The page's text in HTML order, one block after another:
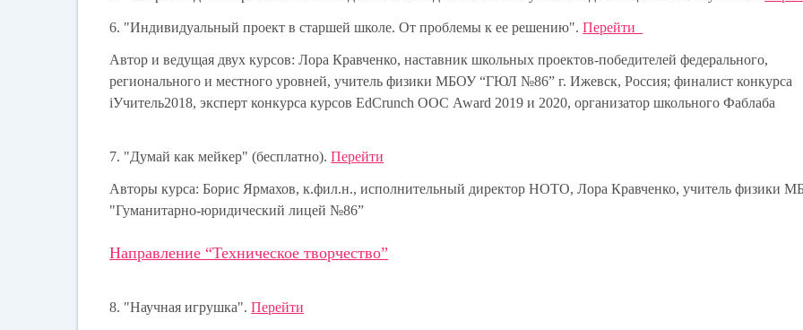
6. "Индивидуальный проект в старшей школе. От проблемы к ее решению".Перейти
Автор и ведущая двух курсов: Лора Кравченко, наставник школьных проектов-победителей федерального,
регионального и местного уровней, учитель физики МБОУ “ГЮЛ №86” г. Ижевск, Россия; финалист конкурса
iУчитель2018, эксперт конкурса курсов EdCrunch ООС Award 2019 и 2020, организатор школьного Фаблаба
7. "Думай как мейкер" (бесплатно).Перейти
Авторы курса: Борис Ярмахов, к.фил.н., исполнительный директор НОТО, Лора Кравченко, учитель физики
"Гуманитарно-юридический лицей №86”
Направление “Техническое творчество”
8. "Научная игрушка".Перейти